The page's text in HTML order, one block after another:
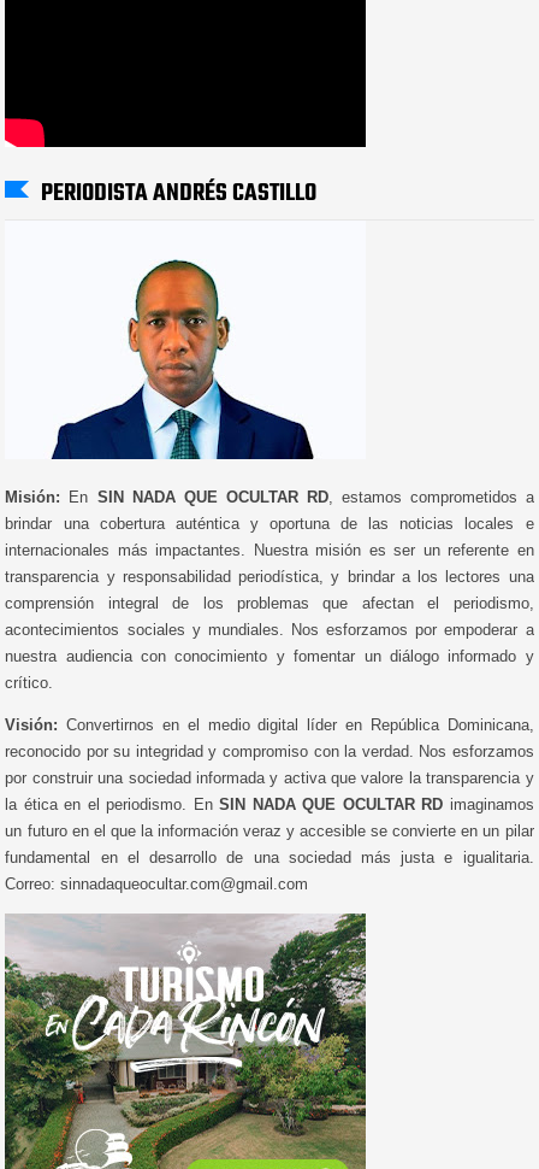
PERIODISTA ANDRÉS CASTILLO
Misión: En SIN NADA QUE OCULTAR RD, estamos comprometidos a
brindar una cobertura auténtica y oportuna de las noticias locales e
internacionales más impactantes. Nuestra misión es ser un referente en
transparencia y responsabilidad periodística, y brindar a los lectores una
comprensión integral de los problemas que afectan el periodismo,
acontecimientos sociales y mundiales. Nos esforzamos por empoderar a
nuestra audiencia con conocimiento y fomentar un diálogo informado y
crítico.
Visión: Convertirnos en el medio digital líder en República Dominicana,
reconocido por su integridad y compromiso con la verdad. Nos esforzamos
por construir una sociedad informada y activa que valore la transparencia y
la ética en el periodismo. EnSIN NADA QUE OCULTAR RD imaginamos
un futuro en el que la información veraz y accesible se convierte en un pilar
fundamental en el desarrollo de una sociedad más justa e igualitaria.
Correo: sinnadaqueocultar.com@gmail.com